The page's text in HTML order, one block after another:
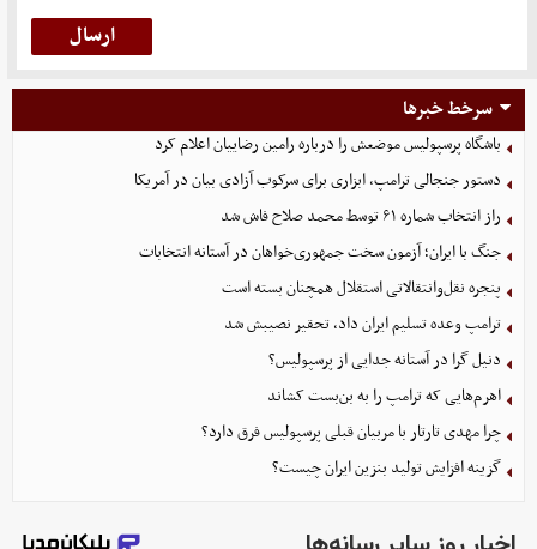
سرخط خبرها
باشگاه پرسپولیس موضعش را درباره رامین رضاییان اعلام کرد
دستور جنجالی ترامپ، ابزاری برای سرکوب آزادی بیان در آمریکا
راز انتخاب شماره ۶۱ توسط محمد صلاح فاش شد
جنگ با ایران؛ آزمون سخت جمهوری‌خواهان در آستانه انتخابات
پنجره نقل‌وانتقالاتی استقلال همچنان بسته است
ترامپ وعده تسلیم ایران داد، تحقیر نصیبش شد
دنیل گرا در آستانه جدایی از پرسپولیس؟
اهرم‌هایی که ترامپ را به بن‌بست کشاند
چرا مهدی تارتار با مربیان قبلی پرسپولیس فرق دارد؟
گزینه‌ افزایش تولید بنزین ایران چیست؟